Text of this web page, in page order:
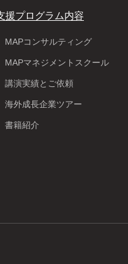
援プログラム内容
MAPコンサルティング
MAPマネジメントスクール
講演実績とご依頼
海外成長企業ツアー
書籍紹介